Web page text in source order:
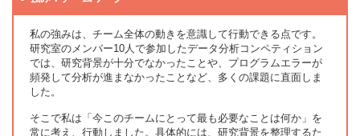
私の強みは、チーム全体の動きを意識して行動できる点です。
研究室のメンバー10人で参加したデータ分析コンペティション
では、研究背景が十分でなかったことや、プログラムエラーが
頻発して分析が進まなかったことなど、多くの課題に直面しま
した。
そこで私は「今このチームにとって最も必要なことは何か」を
常に考え、行動しました。具体的には、研究背景を整理するた